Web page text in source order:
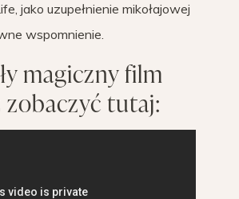
jako uzupełnienie mikołajowej
wspomnienie.
magiczny film
zobaczyć tutaj: